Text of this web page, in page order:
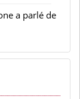
a parlé de